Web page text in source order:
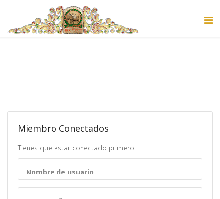
Miembro Conectados
Tienes que estar conectado primero.
Nombre de usuario